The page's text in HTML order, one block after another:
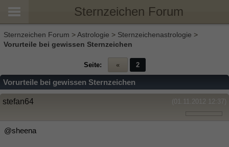
Sternzeichen Forum
Sternzeichen Forum >Astrologie > Sternzeichenastrologie >
Vorurteile bei gewissen Sternzeichen
Seite: « 2
Vorurteile bei gewissen Sternzeichen
(01.11.2012 12:37)
stefan64
@sheena